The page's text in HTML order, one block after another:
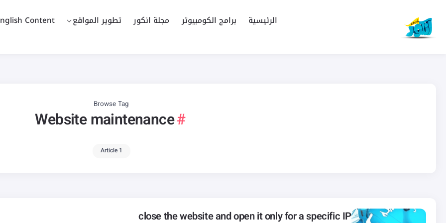
الرئيسية برامج الكومبيوتر مجلة انكور تطوير المواقع Content
Browse Tag
Website maintenance
1 Article
close the website and open it only for a specific IP